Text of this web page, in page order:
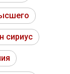
сириус